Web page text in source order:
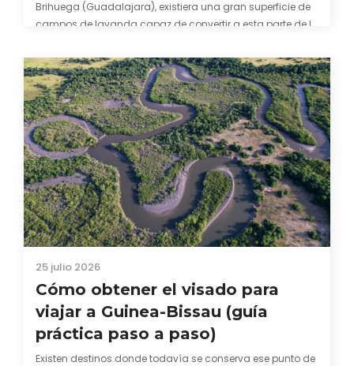
Brihuega (Guadalajara), existiera una gran superficie de
campos de lavanda capaz de convertir a esta parte de la
color morado se…
25 julio 2026
Cómo obtener el visado para
viajar a Guinea-Bissau (guía
práctica paso a paso)
Existen destinos donde todavía se conserva ese punto de